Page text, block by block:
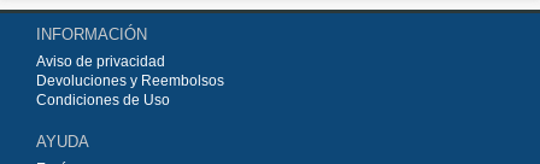
Comprecamisetas de fútbol baratas replicasen la tienda deportiva
más grande de Europa. ¡Grandes ofertas en todas las camisetas del club
de fútbol, ​​kits europeos e internacionales, todo a los precios más bajos!
Compre nuestra gran selección de
INFORMACIÓN
Aviso de privacidad
Devoluciones y Reembolsos
Condiciones de Uso
AYUDA